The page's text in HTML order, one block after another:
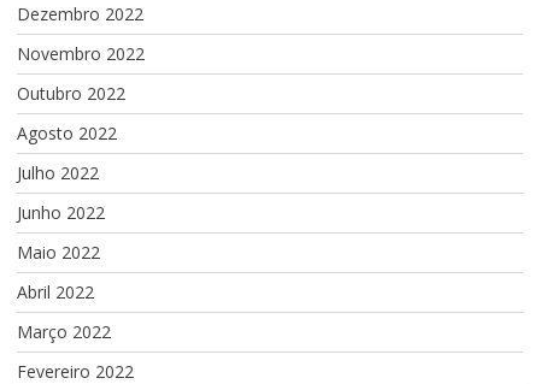
Dezembro 2022
Novembro 2022
Outubro 2022
Agosto 2022
Julho 2022
Junho 2022
Maio 2022
Abril 2022
Março 2022
Fevereiro 2022